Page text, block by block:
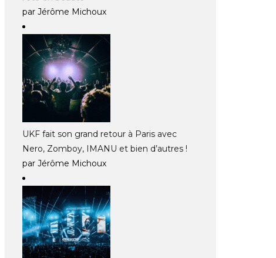
par Jérôme Michoux
UKF fait son grand retour à Paris avec
Nero, Zomboy, IMANU et bien d’autres !
par Jérôme Michoux